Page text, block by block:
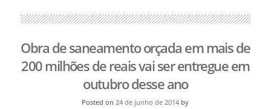
Obra de saneamento orçada em mais de
200 milhões de reais vai ser entregue em
outubro desse ano
Posted on 24 de junho de 2014 by